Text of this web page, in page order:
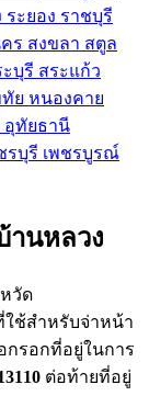
ระยอง ราชบุรี
ร สงขลา สตูล
ะบุรี สระแก้ว
ย หนองคาย
อุทัยธานี
รบุรี เพชรบูรณ์
นหลวง
หวัด
ใช้สำหรับจ่าหน้า
กรอกที่อยู่ในการ
ต่อท้ายที่อยู่